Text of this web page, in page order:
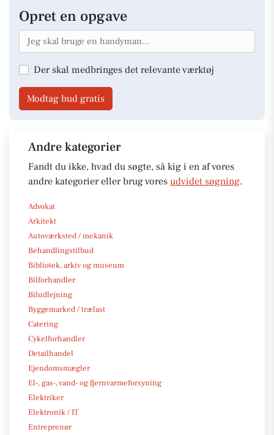
Opret en opgave
Der skal medbringes det relevante værktøj
Modtag bud gratis
Andre kategorier
Fandt du ikke, hvad du søgte, så kig i en af vores
andre kategorier eller brug vores udvidet søgning.
Advokat
Arkitekt
Autoværksted / mekanik
Behandlingstilbud
Bibliotek, arkiv og museum
Bilforhandler
Biludlejning
Byggemarked / trælast
Catering
Cykelforhandler
Detailhandel
Ejendomsmægler
El-, gas-, vand- og fjernvarmeforsyning
Elektriker
Elektronik / IT
Entreprenør